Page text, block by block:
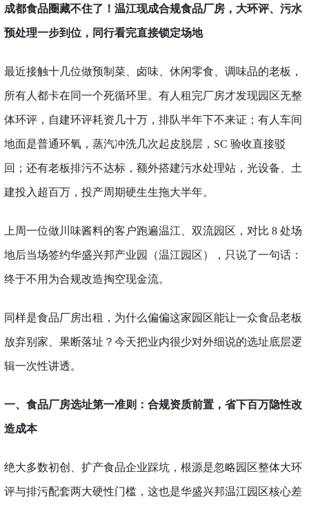
成都食品圈藏不住了！温江现成合规食品厂房，大环评、污水
预处理一步到位，同行看完直接锁定场地
最近接触十几位做预制菜、卤味、休闲零食、调味品的老板，
所有人都卡在同一个死循环里。有人租完厂房才发现园区无整
体环评，自建环评耗资几十万，排队半年下不来证；有人车间
地面是普通环氧，蒸汽冲洗几次起皮脱层， SC 验收直接驳
回；还有老板排污不达标，额外搭建污水处理站，光设备、土
建投入超百万，投产周期硬生生拖大半年。
上周一位做川味酱料的客户跑遍温江、双流园区，对比 8 处场
地后当场签约华盛兴邦产业园 （温江园区） ，只说了一句话：
终于不用为合规改造掏空现金流。
同样是食品厂房出租，为什么偏偏这家园区能让一众食品老板
放弃别家、果断落址？今天把业内很少对外细说的选址底层逻
辑一次性讲透。
一、食品厂房选址第一准则：合规资质前置，省下百万隐性改
造成本
绝大多数初创、扩产食品企业踩坑，根源是忽略园区整体大环
评与排污配套两大硬性门槛，这也是华盛兴邦温江园区核心差